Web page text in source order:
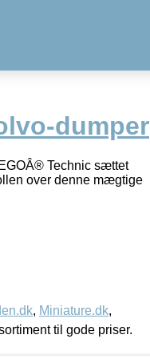
dumper
Technic sættet
over denne mægtige
, Miniature.dk,
til gode priser.